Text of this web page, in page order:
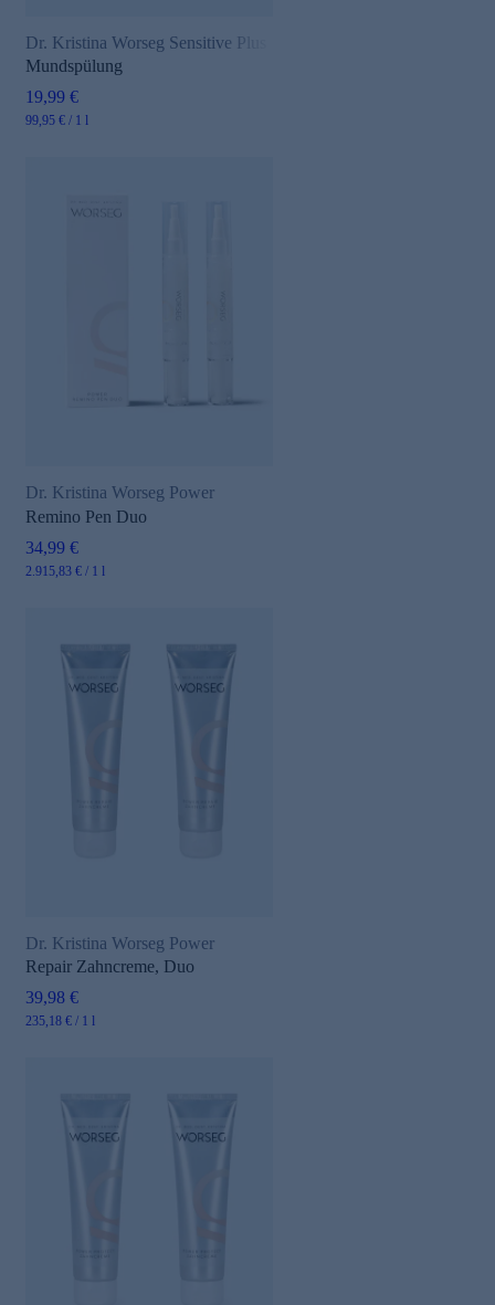
Dr. Kristina Worseg Sensitive Plus
Mundspülung
19,99 €
99,95 € / 1 l
Dr. Kristina Worseg Power
Remino Pen Duo
34,99 €
2.915,83 € / 1 l
Dr. Kristina Worseg Power
Repair Zahncreme, Duo
39,98 €
235,18 € / 1 l